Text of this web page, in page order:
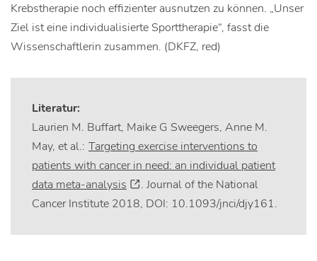
Krebstherapie noch effizienter ausnutzen zu können. „Unser
Ziel ist eine individualisierte Sporttherapie“, fasst die
Wissenschaftlerin zusammen. (DKFZ, red)
Literatur:
Laurien M. Buffart, Maike G Sweegers, Anne M.
May, et al.: Targeting exercise interventions to
patients with cancer in need: an individual patient
data meta-analysis
. Journal of the National
Cancer Institute 2018, DOI: 10.1093/jnci/djy161.